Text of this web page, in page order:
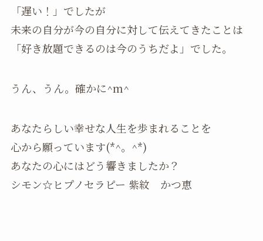
「遅い！」でしたが
未来の自分が今の自分に対して伝えてきたことは
「好き放題できるのは今のうちだよ」でした。
うん、うん。確かに^m^
あなたらしい幸せな人生を歩まれることを
心から願っています(*^。^*)
あなたの心にはどう響きましたか？
シモン☆ヒプノセラピー 紫紋 かつ恵